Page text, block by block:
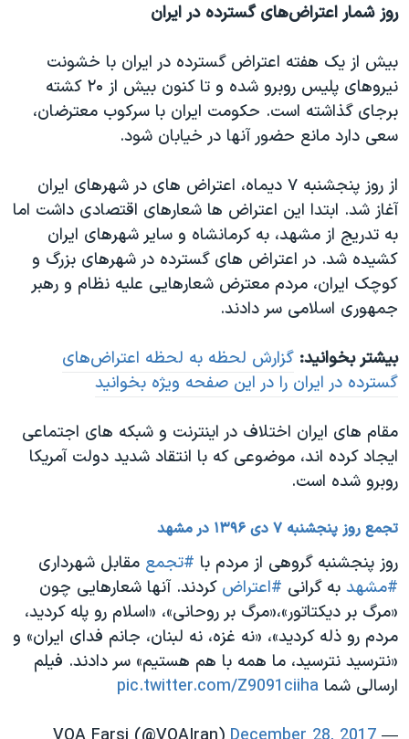
روز شمار اعتراض‌های گسترده در ایران
بیش از یک هفته اعترا‌ض‌ گسترده در ایران با خشونت
نیروهای پلیس روبرو شده و تا کنون بیش از ۲۰ کشته
برجای گذاشته است. حکومت ایران با سرکوب معترضان،
سعی دارد مانع حضور آنها در خیابان شود.
از روز پنجشنبه ۷ دیماه، اعتراض های در شهرهای ایران
آغاز شد. ابتدا این اعتراض ها شعارهای اقتصادی داشت اما
به تدریج از مشهد، به کرمانشاه و سایر شهرهای ایران
کشیده شد. در اعتراض های گسترده در شهرهای بزرگ و
کوچک ایران، مردم معترض شعارهایی علیه نظام و رهبر
جمهوری اسلامی سر دادند.
بیشتر بخوانید: گزارش لحظه به لحظه اعتراض‌های
گسترده در ایران را در این صفحه ویژه بخوانید
مقام های ایران اختلاف در اینترنت و شبکه های اجتماعی
ایجاد کرده اند، موضوعی که با انتقاد شدید دولت آمریکا
روبرو شده است.
تجمع روز پنجشنبه ۷ دی ۱۳۹۶ در مشهد
روز پنجشنبه گروهی از مردم با #تجمع مقابل شهرداری
#مشهد به گرانی #اعتراض کردند. آنها شعارهایی چون
«مرگ بر دیکتاتور»،‌«مرگ بر روحانی»، «اسلام رو پله کردید،
‌مردم رو ذله کردید»،‌ «نه غزه، نه لبنان،‌ جانم فدای ایران» و
«نترسید نترسید، ‌ما همه با هم هستیم» سر دادند. فیلم
ارسالی شما pic.twitter.com/Z9091ciiha